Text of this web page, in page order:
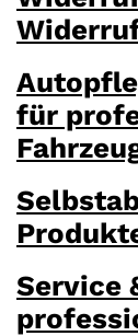
für
Service